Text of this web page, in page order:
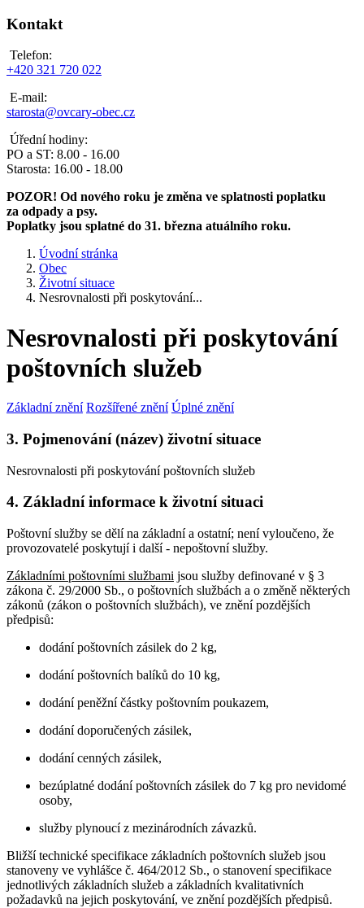
Kontakt
Telefon:
+420 321 720 022
E-mail:
starosta@ovcary-obec.cz
Úřední hodiny:
PO a ST: 8.00 - 16.00
Starosta: 16.00 - 18.00
POZOR! Od nového roku je změna ve splatnosti poplatku
za odpady a psy.
Poplatky jsou splatné do 31. března atuálního roku.
Úvodní stránka
Obec
Životní situace
Nesrovnalosti při poskytování...
Nesrovnalosti při poskytování
poštovních služeb
Základní znění Rozšířené znění Úplné znění
3. Pojmenování (název) životní situace
Nesrovnalosti při poskytování poštovních služeb
4. Základní informace k životní situaci
Poštovní služby se dělí na základní a ostatní; není vyloučeno, že
provozovatelé poskytují i další - nepoštovní služby.
Základními poštovními službami jsou služby definované v § 3
zákona č. 29/2000 Sb., o poštovních službách a o změně některých
zákonů (zákon o poštovních službách), ve znění pozdějších
předpisů:
dodání poštovních zásilek do 2 kg,
dodání poštovních balíků do 10 kg,
dodání peněžní částky poštovním poukazem,
dodání doporučených zásilek,
dodání cenných zásilek,
bezúplatné dodání poštovních zásilek do 7 kg pro nevidomé
osoby,
služby plynoucí z mezinárodních závazků.
Bližší technické specifikace základních poštovních služeb jsou
stanoveny ve vyhlášce č. 464/2012 Sb., o stanovení specifikace
jednotlivých základních služeb a základních kvalitativních
požadavků na jejich poskytování, ve znění pozdějších předpisů.